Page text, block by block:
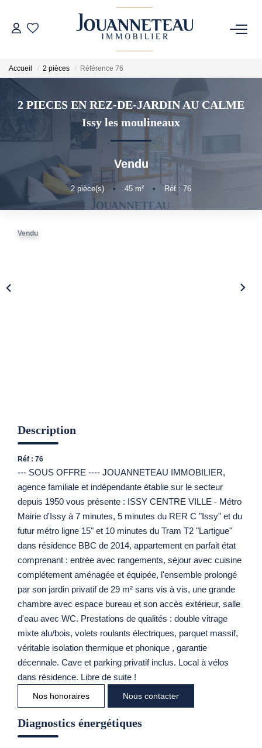
ESTIMER
Estimation En Ligne
Estimation Sur Rendez-Vous
Accueil 2 pièces Référence 76
2 PIECES EN REZ-DE-JARDIN AU CALME
Issy les moulineaux
Vendu
2 pièce(s) • 45 m² • Réf : 76
Vendu
Description
Réf : 76
--- SOUS OFFRE ---- JOUANNETEAU IMMOBILIER,
agence familiale et indépendante établie sur le secteur
depuis 1950 vous présente : ISSY CENTRE VILLE - Métro
Mairie d'Issy à 7 minutes, 5 minutes du RER C "Issy" et du
futur métro ligne 15" et 10 minutes du Tram T2 "Lartigue"
dans résidence BBC de 2014, appartement en parfait état
comprenant : entrée avec rangements, séjour avec cuisine
complétement aménagée et équipée, l'ensemble prolongé
par son jardin privatif de 29 m² sans vis à vis, une grande
chambre avec espace bureau et son accès extérieur, salle
d'eau avec WC. Prestations de qualités : double vitrage
mixte alu/bois, volets roulants électriques, parquet massif,
véritable isolation thermique et phonique , garantie
décennale. Cave et parking privatif inclus. Local à vélos
dans résidence. Libre de suite !
Nos honoraires Nous contacter
Diagnostics énergétiques